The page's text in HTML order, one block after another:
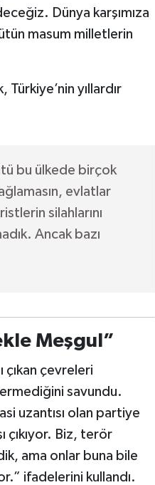
Dünya karşımıza
masum milletlerin
yıllardır
bu ülkede birçok
evlatlar
silahlarını
Ancak bazı
Meşgul”
çevreleri
savundu.
uzantısı olan partiye
çıkıyor. Biz, terör
ama onlar buna bile
ifadelerini kullandı.